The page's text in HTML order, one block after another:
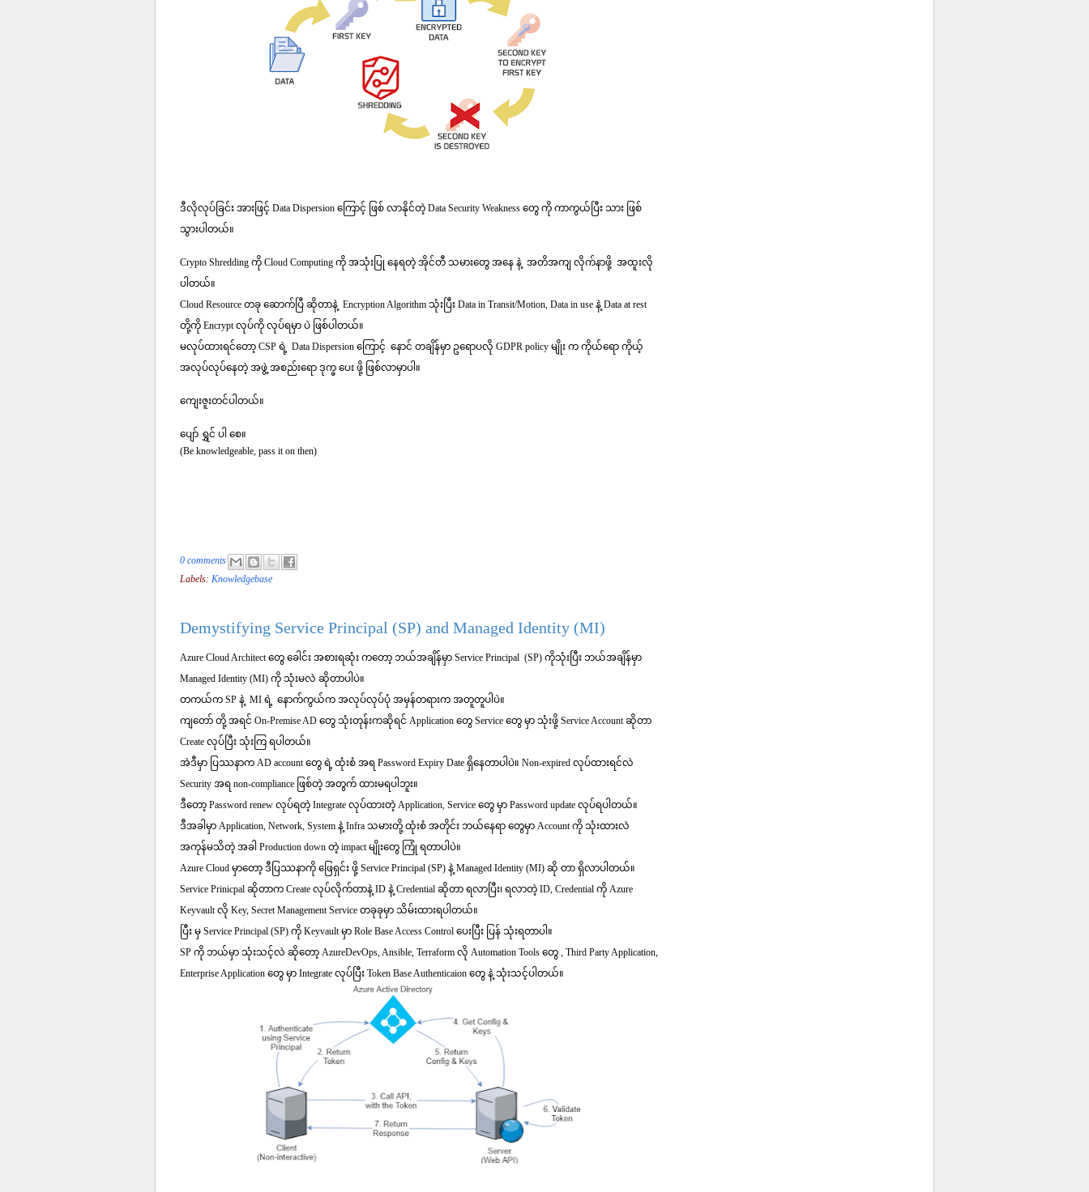
ဒီလိုလုပ်ခြင်း အားဖြင့် Data Dispersion ကြောင့် ဖြစ် လာနိုင်တဲ့ Data Security Weakness တွေ ကို ကာကွယ်ပြီး သား ဖြစ်
သွားပါတယ်။
Crypto Shredding ကို Cloud Computing ကို အသုံးပြု နေရတဲ့ အိုင်တီ သမားတွေ အနေ နဲ့ အတိအကျ လိုက်နာဖို့ အထူးလို
ပါတယ်။
Cloud Resource တခု ဆောက်ပြီ ဆိုတာနဲ့ Encryption Algorithm သုံးပြီး Data in Transit/Motion, Data in use နဲ့ Data at rest
တို့ကို Encrypt လုပ်ကို လုပ်ရမှာ ပဲ ဖြစ်ပါတယ်။
မလုပ်ထားရင်တော့ CSP ရဲ့ Data Dispersion ကြောင့် နောင် တချိန်မှာ ဥရောပလို GDPR policy မျိုး က ကိုယ်ရော ကိုယ့်
အလုပ်လုပ်နေတဲ့ အဖွဲ့ အစည်းရော ဒုက္ခ ပေး ဖို့ ဖြစ်လာမှာပါ။
ကျေးဇူးတင်ပါတယ်။
ပျော် ရွှင် ပါ စေ။
(Be knowledgeable, pass it on then)
0 comments
Labels: Knowledgebase
Demystifying Service Principal (SP) and Managed Identity (MI)
Azure Cloud Architect တွေ ခေါင်း အစားရဆုံး ကတော့ ဘယ်အချိန်မှာ Service Principal (SP) ကိုသုံးပြီး ဘယ်အချိန်မှာ
Managed Identity (MI) ကို သုံးမလဲ ဆိုတာပါပဲ။
တကယ်က SP နဲ့ MI ရဲ့ နောက်ကွယ်က အလုပ်လုပ်ပုံ အမှန်တရားက အတူတူပါပဲ။
ကျတော် တို့ အရင် On-Premise AD တွေ သုံးတုန်းကဆိုရင် Application တွေ Service တွေ မှာ သုံးဖို့ Service Account ဆိုတာ
Create လုပ်ပြီး သုံးကြ ရပါတယ်။
အဲဒီမှာ ပြဿနာက AD account တွေ ရဲ့ ထုံးစံ အရ Password Expiry Date ရှိနေတာပါပဲ။ Non-expired လုပ်ထားရင်လဲ
Security အရ non-compliance ဖြစ်တဲ့ အတွက် ထားမရပါဘူး။
ဒီတော့ Password renew လုပ်ရတဲ့ Integrate လုပ်ထားတဲ့ Application, Service တွေ မှာ Password update လုပ်ရပါတယ်။
ဒီအခါမှာ Application, Network, System နဲ့ Infra သမားတို့ ထုံးစံ အတိုင်း ဘယ်နေရာ တွေမှာ Account ကို သုံးထားလဲ
အကုန်မသိတဲ့ အခါ Production down တဲ့ impact မျိုးတွေ ကြုံ ရတာပါပဲ။
Azure Cloud မှာတော့ ဒီပြဿနာကို ဖြေရှင်း ဖို့ Service Principal (SP) နဲ့ Managed Identity (MI) ဆို တာ ရှိလာပါတယ်။
Service Prinicpal ဆိုတာက Create လုပ်လိုက်တာနဲ့ ID နဲ့ Credential ဆိုတာ ရလာပြီး၊ ရလာတဲ့ ID, Credential ကို Azure
Keyvault လို Key, Secret Management Service တခုခုမှာ သိမ်းထားရပါတယ်။
ပြီး မှ Service Principal (SP) ကို Keyvault မှာ Role Base Access Control ပေးပြီး ပြန် သုံးရတာပါ။
SP ကို ဘယ်မှာ သုံးသင့်လဲ ဆိုတော့ AzureDevOps, Ansible, Terraform လို Automation Tools တွေ , Third Party Application,
Enterprise Application တွေ မှာ Integrate လုပ်ပြီး Token Base Authenticaion တွေ နဲ့ သုံးသင့်ပါတယ်။